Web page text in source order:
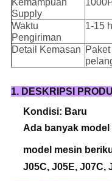
Kemampuan
Supply
Waktu
Pengiriman
1-15
Detail Kemasan
1. DESKRIPSI
Kondisi: Baru
Ada banyak
model mesin
J05C, J05E, J07C,